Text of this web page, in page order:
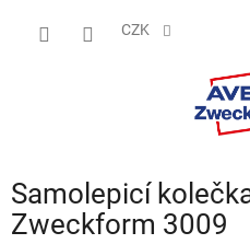
CZK
Samolepicí
Zweckform 3009